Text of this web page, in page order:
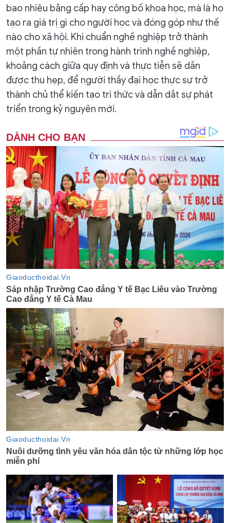
bao nhiêu bằng cấp hay công bố khoa học, mà là họ
tạo ra giá trị gì cho người học và đóng góp như thế
nào cho xã hội. Khi chuẩn nghề nghiệp trở thành
một phần tự nhiên trong hành trình nghề nghiệp,
khoảng cách giữa quy định và thực tiễn sẽ dần
được thu hẹp, để người thầy đại học thực sự trở
thành chủ thể kiến tạo tri thức và dẫn dắt sự phát
triển trong kỷ nguyên mới.